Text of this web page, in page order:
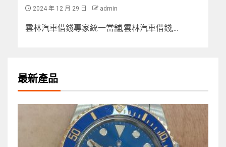
2024 年 12 月 29 日 admin
雲林汽車借錢專家統一當舖,雲林汽車借錢,...
最新產品